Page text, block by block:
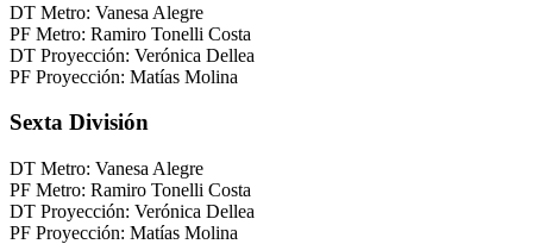
DT Metro: Vanesa Alegre
PF Metro: Ramiro Tonelli Costa
DT Proyección: Verónica Dellea
PF Proyección: Matías Molina
Sexta División
DT Metro: Vanesa Alegre
PF Metro: Ramiro Tonelli Costa
DT Proyección: Verónica Dellea
PF Proyección: Matías Molina